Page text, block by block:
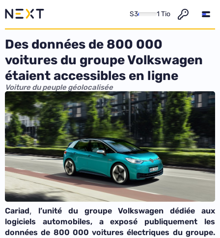
S3 1 Tio
Des données de 800 000
voitures du groupe Volkswagen
étaient accessibles en ligne
Voiture du peuple géolocalisée
Cariad, l’unité du groupe Volkswagen dédiée aux
logiciels automobiles, a exposé publiquement les
données de 800 000 voitures électriques du groupe.